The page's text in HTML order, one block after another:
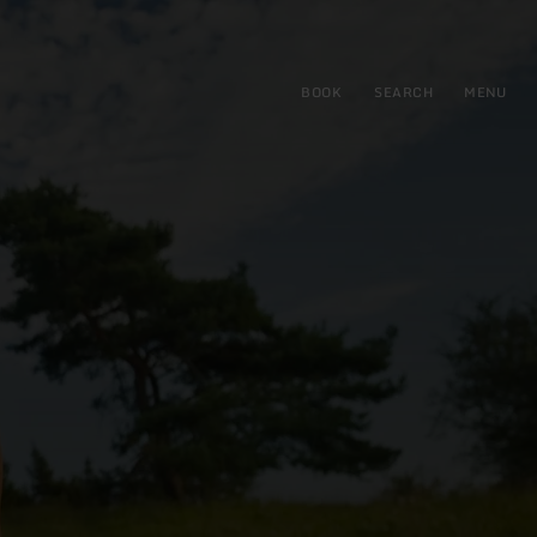
BOOK SEARCH MENU